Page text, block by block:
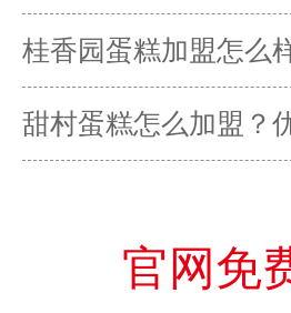
桂香园蛋糕加盟怎么
甜村蛋糕怎么加盟？
官网免